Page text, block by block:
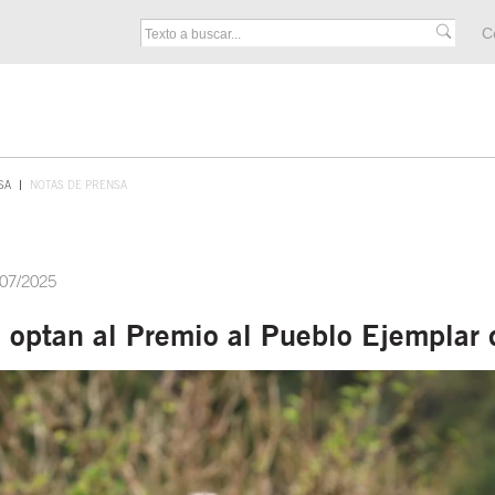
NOTAS DE PRENSA
2025
al Premio al Pueblo